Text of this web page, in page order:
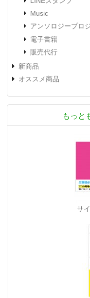
Music
アンソロジープロ
電子書籍
販売代行
新商品
オススメ商品
もっと
サ